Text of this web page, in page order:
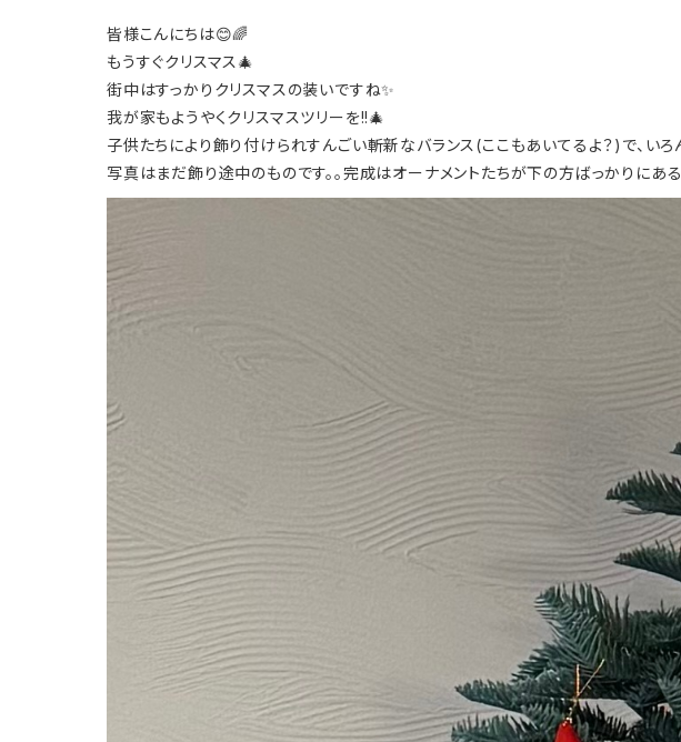
皆様こんにちは😊🌈
もうすぐクリスマス🎄
街中はすっかりクリスマスの装いですね✨
我が家もようやくクリスマスツリーを!!🎄
子供たちにより飾り付けられすんごい斬新なバランス(ここもあいてるよ？)で、い
写真はまだ飾り途中のものです。。完成はオーナメントたちが下の方ばっかりにあ